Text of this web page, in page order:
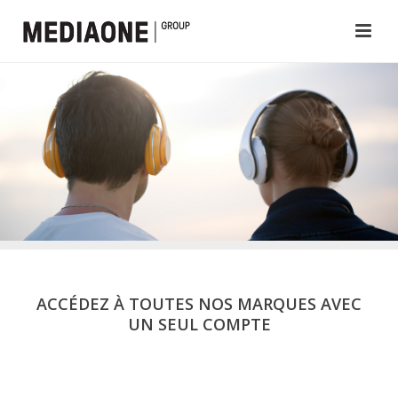
ACCÉDEZ À TOUTES NOS MARQUES AVEC
UN SEUL COMPTE